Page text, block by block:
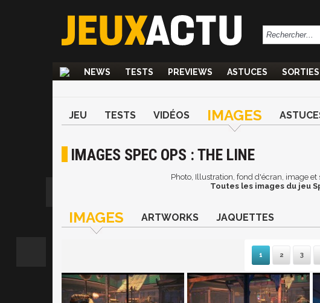
NEWS TESTS PREVIEWS ASTUCES SORTIES
JEU TESTS VIDÉOS IMAGES
IMAGES SPEC OPS : THE LINE
Photo, Illustration, fond d'écran, image et
Toutes les images du jeu
IMAGES ARTWORKS JAQUETTES
1 2 3
Suivante